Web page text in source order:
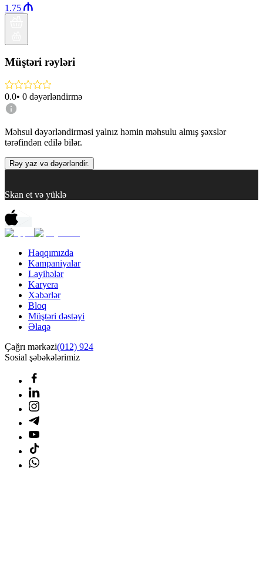
1.75
Müştəri rəyləri
0.0• 0 dəyərləndirmə
Məhsul dəyərləndirməsi yalnız həmin məhsulu almış şəxslər
tərəfindən edilə bilər.
Rəy yaz və dəyərləndir.
Skan et və yüklə
Haqqımızda
Kampaniyalar
Layihələr
Karyera
Xəbərlər
Bloq
Müştəri dəstəyi
Əlaqə
Çağrı mərkəzi(012) 924
Sosial şəbəkələrimiz